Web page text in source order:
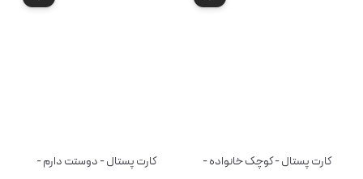
کارت پستال - کوچک خانواده - کارت پستال - دوستت دارم -